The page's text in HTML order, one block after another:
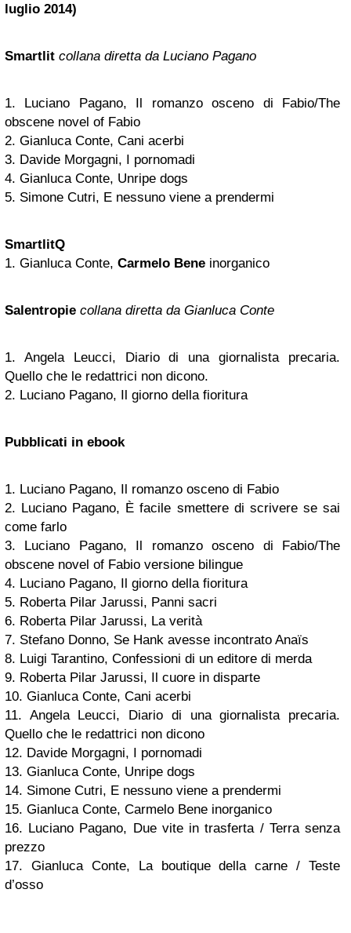
luglio 2014)
Smartlit collana diretta da Luciano Pagano
1. Luciano Pagano, Il romanzo osceno di Fabio/The
obscene novel of Fabio
2. Gianluca Conte, Cani acerbi
3. Davide Morgagni, I pornomadi
4. Gianluca Conte, Unripe dogs
5. Simone Cutri, E nessuno viene a prendermi
SmartlitQ
1. Gianluca Conte, Carmelo Bene inorganico
Salentropie collana diretta da Gianluca Conte
1. Angela Leucci, Diario di una giornalista precaria.
Quello che le redattrici non dicono.
2. Luciano Pagano, Il giorno della fioritura
Pubblicati in ebook
1. Luciano Pagano, Il romanzo osceno di Fabio
2. Luciano Pagano, È facile smettere di scrivere se sai
come farlo
3. Luciano Pagano, Il romanzo osceno di Fabio/The
obscene novel of Fabio versione bilingue
4. Luciano Pagano, Il giorno della fioritura
5. Roberta Pilar Jarussi, Panni sacri
6. Roberta Pilar Jarussi, La verità
7. Stefano Donno, Se Hank avesse incontrato Anaïs
8. Luigi Tarantino, Confessioni di un editore di merda
9. Roberta Pilar Jarussi, Il cuore in disparte
10. Gianluca Conte, Cani acerbi
11. Angela Leucci, Diario di una giornalista precaria.
Quello che le redattrici non dicono
12. Davide Morgagni, I pornomadi
13. Gianluca Conte, Unripe dogs
14. Simone Cutri, E nessuno viene a prendermi
15. Gianluca Conte, Carmelo Bene inorganico
16. Luciano Pagano, Due vite in trasferta / Terra senza
prezzo
17. Gianluca Conte, La boutique della carne / Teste
d’osso